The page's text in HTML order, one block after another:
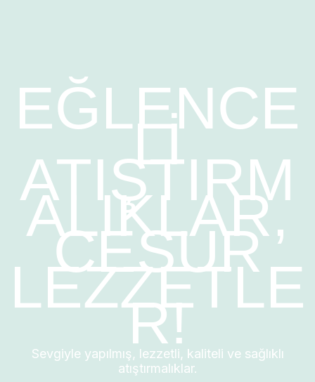
EĞLENCE
Lİ
ATIŞTIRM
ALIKLAR,
CESUR
LEZZETLE
R!
Sevgiyle yapılmış, lezzetli, kaliteli ve sağlıklı
atıştırmalıklar.